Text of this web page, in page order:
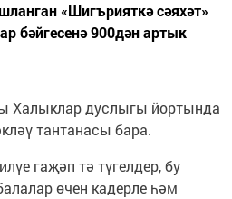
«Шигърияткә сәяхәт»
бәйгесенә 900дән артык
Халыклар дуслыгы йортында
тантанасы бара.
гаҗәп тә түгелдер, бу
өчен кадерле һәм